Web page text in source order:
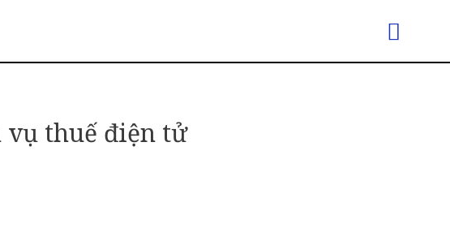
vụ thuế điện tử